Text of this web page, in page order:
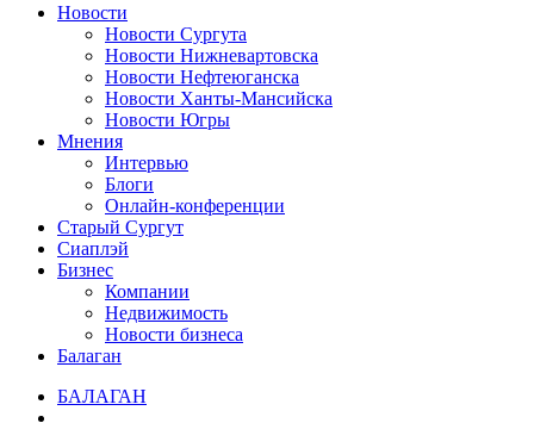
Новости
Новости Сургута
Новости Нижневартовска
Новости Нефтеюганска
Новости Ханты-Мансийска
Новости Югры
Мнения
Интервью
Блоги
Онлайн-конференции
Старый Сургут
Сиаплэй
Бизнес
Компании
Недвижимость
Новости бизнеса
Балаган
БАЛАГАН